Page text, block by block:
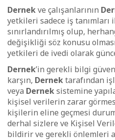
Dernekve çalışanlarının
yetkileri sadece iş
sınırlandırılmış olup,
değişikliği söz konusu
yetkileri de ivedi olarak
Dernek’in gerekli bilgi
karşın, Dernektarafından
veya Derneksistemine
kişisel verilerin zarar
kişilerin eline geçmesi
derhal sizlere ve Kişisel
bildirir ve gerekli önlemleri